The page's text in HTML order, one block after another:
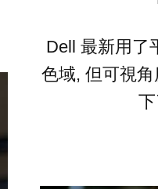
Dell 最新用了
色域, 但可視